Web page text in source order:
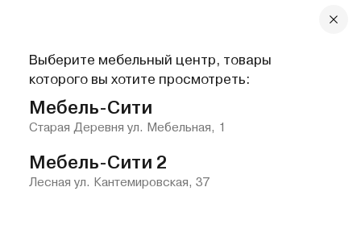
Выберите мебельный центр, товары
которого вы хотите просмотреть:
Мебель-Сити
Старая Деревня ул. Мебельная, 1
Мебель-Сити 2
Лесная ул. Кантемировская, 37